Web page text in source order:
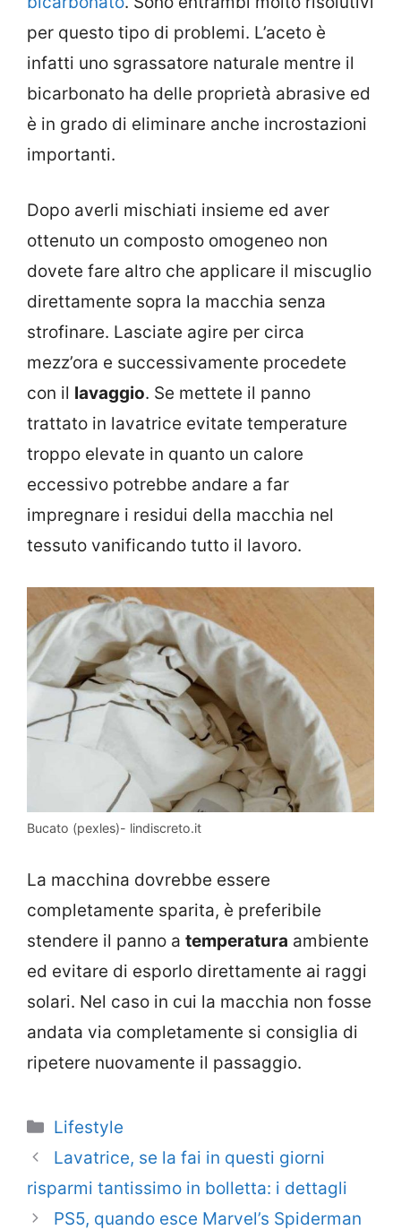
per questo tipo di problemi. L’aceto è
infatti uno sgrassatore naturale mentre il
bicarbonato ha delle proprietà abrasive ed
è in grado di eliminare anche incrostazioni
importanti.
Dopo averli mischiati insieme ed aver
ottenuto un composto omogeneo non
dovete fare altro che applicare il miscuglio
direttamente sopra la macchia senza
strofinare. Lasciate agire per circa
mezz’ora e successivamente procedete
con il lavaggio. Se mettete il panno
trattato in lavatrice evitate temperature
troppo elevate in quanto un calore
eccessivo potrebbe andare a far
impregnare i residui della macchia nel
tessuto vanificando tutto il lavoro.
Bucato (pexles)- lindiscreto.it
La macchina dovrebbe essere
completamente sparita, è preferibile
stendere il panno a temperatura ambiente
ed evitare di esporlo direttamente ai raggi
solari. Nel caso in cui la macchia non fosse
andata via completamente si consiglia di
ripetere nuovamente il passaggio.
Categorie
Lifestyle
Lavatrice, se la fai in questi giorni
risparmi tantissimo in bolletta: i dettagli
PS5, quando esce Marvel’s Spiderman